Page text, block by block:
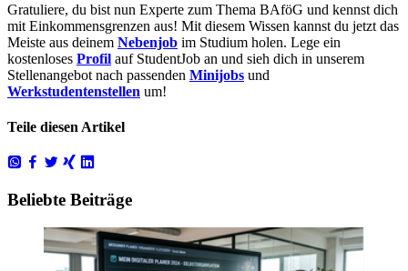
Gratuliere, du bist nun Experte zum Thema BAföG und kennst dich
mit Einkommensgrenzen aus! Mit diesem Wissen kannst du jetzt das
Meiste aus deinem Nebenjob im Studium holen. Lege ein
kostenloses Profil auf StudentJob an und sieh dich in unserem
Stellenangebot nach passenden Minijobs und
Werkstudentenstellen um!
Teile diesen Artikel
Beliebte Beiträge